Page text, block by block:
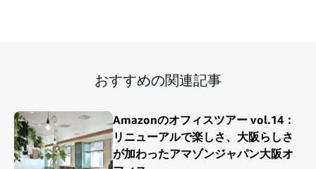
おすすめの関連記事
Amazonのオフィスツアー vol.14：
リニューアルで楽しさ、大阪らしさ
が加わったアマゾンジャパン大阪オ